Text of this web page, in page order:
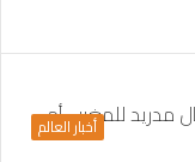
أخبار العالم